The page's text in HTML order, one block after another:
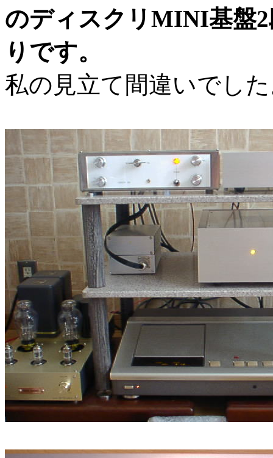
のディスクリMINI基盤
りです。
私の見立て間違いでし